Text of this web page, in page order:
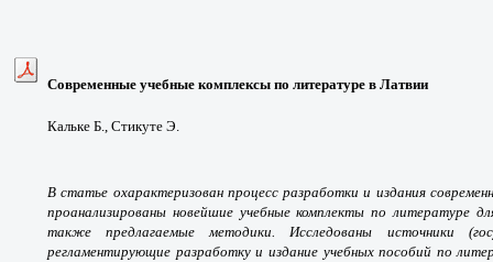
Современные учебные комплексы по литературе в Латвии
Кальке Б., Стикуте Э.
В статье охарактеризован процесс разработки и издания
проанализированы новейшие учебные комплекты по литературе
также предлагаемые методики. Исследованы источники
регламентирующие разработку и издание учебных пособий по